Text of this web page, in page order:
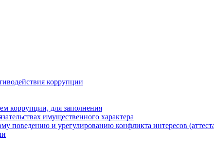
коррупции
коррупции, для заполнения
имущественного характера
поведению и урегулированию конфликта интересов